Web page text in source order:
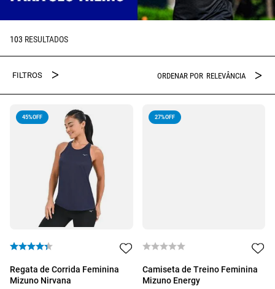
103
RELEVÂNCIA
45%OFF
Regata de Corrida Feminina
Mizuno Nirvana
27%OFF
Camiseta de Treino Feminina
Mizuno Energy